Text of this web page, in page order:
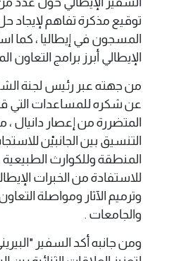
توقيع مذكرة تفاهم لإيجاد
المسجون في إيطاليا ، كما
الإيطالي أبرز برامج
من جهته عبر رئيس لجنة
عن شكره للمساعدات التي
المتضررة من إعصار دانيال ،
التنسيق بين الجانبيْن
المنطقة وللكوارث الطبيعية
للاستفادة من الخبرات
وترميم الآثار ومواصلة
والجامعات .
ومن جانبه أكد السفير